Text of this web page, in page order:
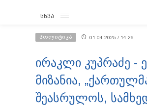
ᲡᲮᲕᲐ
პოლიტიკა 01.04.2025 / 14:26
ირაკლი კუპრაძე -
მიზანია,
შეასრულოს,